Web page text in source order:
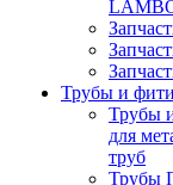
Трубы и
Трубы
для
труб
Трубы